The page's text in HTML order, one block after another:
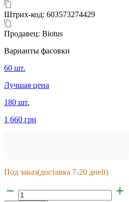
Штрих-код: 603573274429
Продавец: Biotus
Варианты фасовки
60 шт.
Лучшая цена
180 шт.
1 660 грн
Под заказ(доставка 7-20 дней)